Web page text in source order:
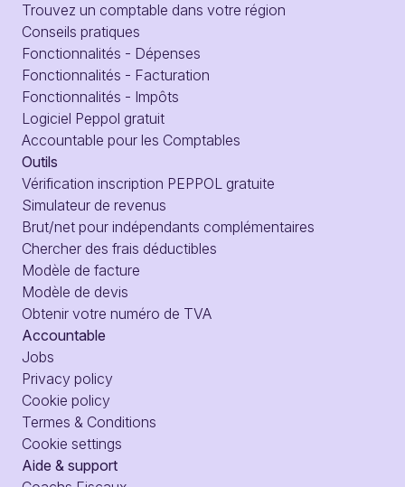
Trouvez un comptable dans votre région
Conseils pratiques
Fonctionnalités - Dépenses
Fonctionnalités - Facturation
Fonctionnalités - Impôts
Logiciel Peppol gratuit
Accountable pour les Comptables
Outils
Vérification inscription PEPPOL gratuite
Simulateur de revenus
Brut/net pour indépendants complémentaires
Chercher des frais déductibles
Modèle de facture
Modèle de devis
Obtenir votre numéro de TVA
Accountable
Jobs
Privacy policy
Cookie policy
Termes & Conditions
Cookie settings
Aide & support